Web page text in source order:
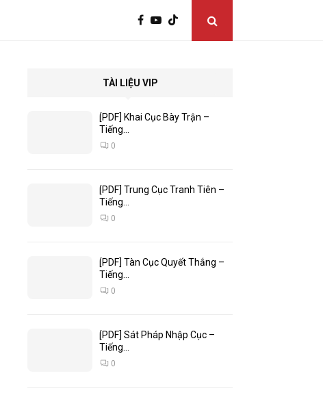
TÀI LIỆU VIP
[PDF] Khai Cục Bày Trận –
Tiếng...
0
[PDF] Trung Cục Tranh Tiên –
Tiếng...
0
[PDF] Tàn Cục Quyết Thắng –
Tiếng...
0
[PDF] Sát Pháp Nhập Cục –
Tiếng...
0